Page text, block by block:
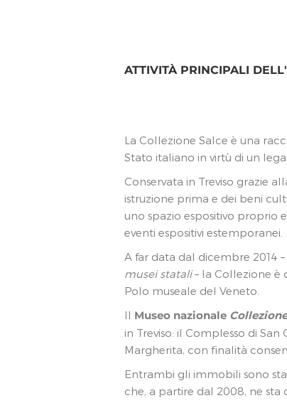
ATTIVITÀ PRINCIPALI
La Collezione Salce è una
Stato italiano in virtù di un
Conservata in Treviso grazie
istruzione prima e dei beni
uno spazio espositivo proprio
eventi espositivi estemporanei.
A far data dal dicembre 2014
musei statali– la Collezione è
Polo museale del Veneto.
Il Museo nazionale
in Treviso: il Complesso di
Margherita, con finalità
Entrambi gli immobili sono
che, a partire dal 2008, ne